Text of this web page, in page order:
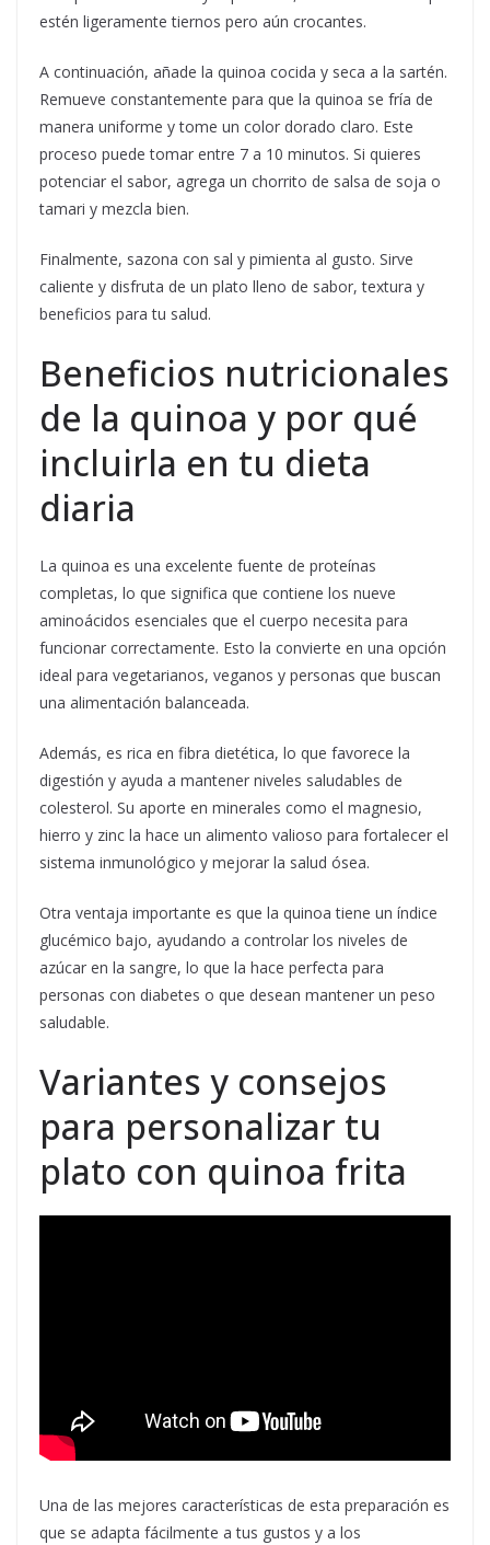
estén ligeramente tiernos pero aún crocantes.
A continuación, añade la quinoa cocida y seca a la sartén.
Remueve constantemente para que la quinoa se fría de
manera uniforme y tome un color dorado claro. Este
proceso puede tomar entre 7 a 10 minutos. Si quieres
potenciar el sabor, agrega un chorrito de salsa de soja o
tamari y mezcla bien.
Finalmente, sazona con sal y pimienta al gusto. Sirve
caliente y disfruta de un plato lleno de sabor, textura y
beneficios para tu salud.
Beneficios nutricionales
de la quinoa y por qué
incluirla en tu dieta
diaria
La quinoa es una excelente fuente de proteínas
completas, lo que significa que contiene los nueve
aminoácidos esenciales que el cuerpo necesita para
funcionar correctamente. Esto la convierte en una opción
ideal para vegetarianos, veganos y personas que buscan
una alimentación balanceada.
Además, es rica en fibra dietética, lo que favorece la
digestión y ayuda a mantener niveles saludables de
colesterol. Su aporte en minerales como el magnesio,
hierro y zinc la hace un alimento valioso para fortalecer el
sistema inmunológico y mejorar la salud ósea.
Otra ventaja importante es que la quinoa tiene un índice
glucémico bajo, ayudando a controlar los niveles de
azúcar en la sangre, lo que la hace perfecta para
personas con diabetes o que desean mantener un peso
saludable.
Variantes y consejos
para personalizar tu
plato con quinoa frita
Una de las mejores características de esta preparación es
que se adapta fácilmente a tus gustos y a los